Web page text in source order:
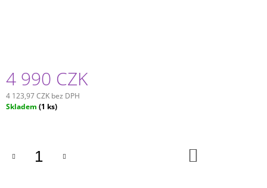
4 990 CZK
4 123,97 CZK bez DPH
Měrná
Skladem (1 ks)